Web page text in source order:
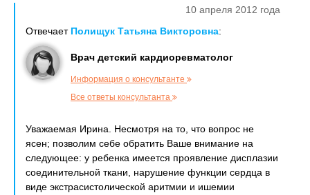
10 апреля 2012 года
Отвечает Полищук Татьяна Викторовна:
Врач детский кардиоревматолог
Информация о консультанте
Все ответы консультанта
Уважаемая Ирина. Несмотря на то, что вопрос не
ясен; позволим себе обратить Ваше внимание на
следующее: у ребенка имеется проявление дисплазии
соединительной ткани, нарушение функции сердца в
виде экстрасистолической аритмии и ишемии